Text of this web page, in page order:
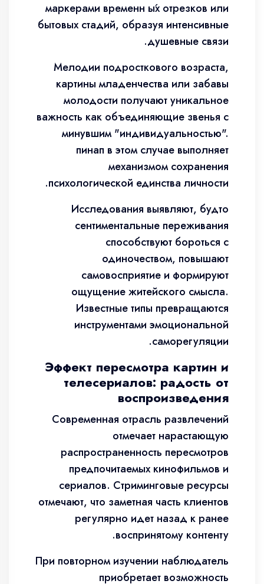
маркерами временн ы́х отрезков или
бытовых стадий, образуя интенсивные
душевные связи.
Мелодии подросткового возраста,
картины младенчества или забавы
молодости получают уникальное
важность как объединяющие звенья с
минувшим "индивидуальностью".
пинап в этом случае выполняет
механизмом сохранения
психологической единства личности.
Исследования выявляют, будто
сентиментальные переживания
способствуют бороться с
одиночеством, повышают
самовосприятие и формируют
ощущение житейского смысла.
Известные типы превращаются
инструментами эмоциональной
саморегуляции.
Эффект пересмотра картин и
телесериалов: радость от
воспроизведения
Современная отрасль развлечений
отмечает нарастающую
распространенность пересмотров
предпочитаемых кинофильмов и
сериалов. Стриминговые ресурсы
отмечают, что заметная часть клиентов
регулярно идет назад к ранее
воспринятому контенту.
При повторном изучении наблюдатель
приобретает возможность